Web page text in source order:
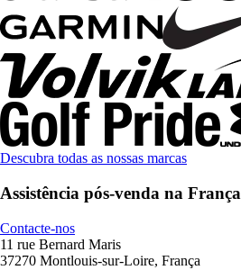
Descubra todas as nossas marcas
Assistência pós-venda na França
Contacte-nos
11 rue Bernard Maris
37270 Montlouis-sur-Loire, França